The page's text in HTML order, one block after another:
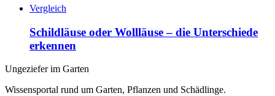
Vergleich
Schildläuse oder Wollläuse – die Unterschiede
erkennen
Ungeziefer im Garten
Wissensportal rund um Garten, Pflanzen und Schädlinge.